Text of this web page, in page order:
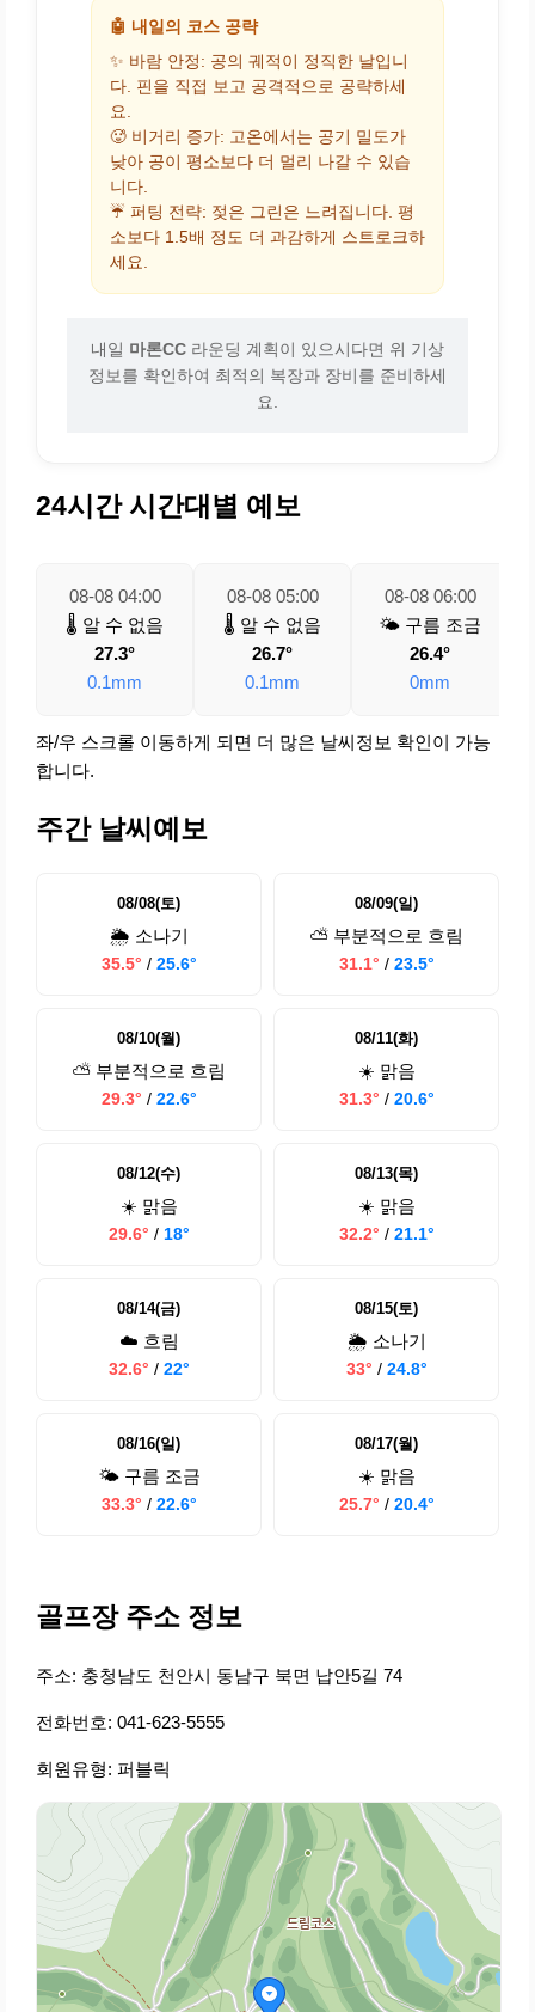
🤖 내일의 코스 공략
✨ 바람 안정: 공의 궤적이 정직한 날입니
다. 핀을 직접 보고 공격적으로 공략하세
요.
🥵 비거리 증가: 고온에서는 공기 밀도가
낮아 공이 평소보다 더 멀리 나갈 수 있습
니다.
☔ 퍼팅 전략: 젖은 그린은 느려집니다. 평
소보다 1.5배 정도 더 과감하게 스트로크하
세요.
내일 마론CC 라운딩 계획이 있으시다면 위 기상
정보를 확인하여 최적의 복장과 장비를 준비하세
요.
24시간 시간대별 예보
08-08 04:00
🌡️ 알 수 없음
27.3°
0.1mm
08-08 05:00
🌡️ 알 수 없음
26.7°
0.1mm
08-08 06:00
🌤️ 구름 조금
26.4°
0mm
좌/우 스크롤 이동하게 되면 더 많은 날씨정보 확인이 가능
합니다.
주간 날씨예보
08/08(토)
🌦️ 소나기
35.5° / 25.6°
08/09(일)
⛅ 부분적으로 흐림
31.1° / 23.5°
08/10(월)
⛅ 부분적으로 흐림
29.3° / 22.6°
08/11(화)
☀️ 맑음
31.3° / 20.6°
08/12(수)
☀️ 맑음
29.6° / 18°
08/13(목)
☀️ 맑음
32.2° / 21.1°
08/14(금)
☁️ 흐림
32.6° / 22°
08/15(토)
🌦️ 소나기
33° / 24.8°
08/16(일)
🌤️ 구름 조금
33.3° / 22.6°
08/17(월)
☀️ 맑음
25.7° / 20.4°
골프장 주소 정보
주소: 충청남도 천안시 동남구 북면 납안5길 74
전화번호: 041-623-5555
회원유형: 퍼블릭